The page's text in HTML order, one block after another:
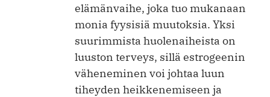
elämänvaihe, joka tuo mukanaan
monia fyysisiä muutoksia. Yksi
suurimmista huolenaiheista on
luuston terveys, sillä estrogeenin
väheneminen voi johtaa luun
tiheyden heikkenemiseen ja